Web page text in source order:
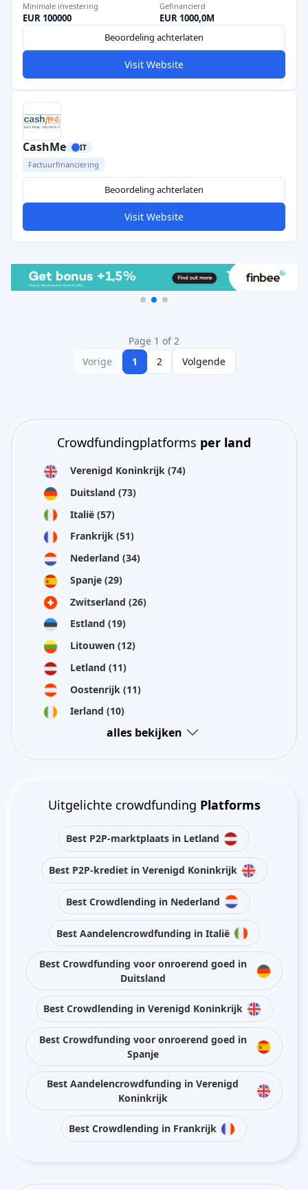
Minimale investering
EUR 100000
Gefinancierd
EUR 1000,0M
Beoordeling achterlaten
Visit Website
CashMe IT
Factuurfinanciering
Beoordeling achterlaten
Visit Website
Page 1 of 2
Vorige
1 2 Volgende
Crowdfundingplatforms per land
Verenigd Koninkrijk (74)
Duitsland (73)
Italië (57)
Frankrijk (51)
Nederland (34)
Spanje (29)
Zwitserland (26)
Estland (19)
Litouwen (12)
Letland (11)
Oostenrijk (11)
Ierland (10)
alles bekijken
Uitgelichte crowdfunding Platforms
Best P2P-marktplaats in Letland
Best P2P-krediet in Verenigd Koninkrijk
Best Crowdlending in Nederland
Best Aandelencrowdfunding in Italië
Best Crowdfunding voor onroerend goed in
Duitsland
Best Crowdlending in Verenigd Koninkrijk
Best Crowdfunding voor onroerend goed in
Spanje
Best Aandelencrowdfunding in Verenigd
Koninkrijk
Best Crowdlending in Frankrijk